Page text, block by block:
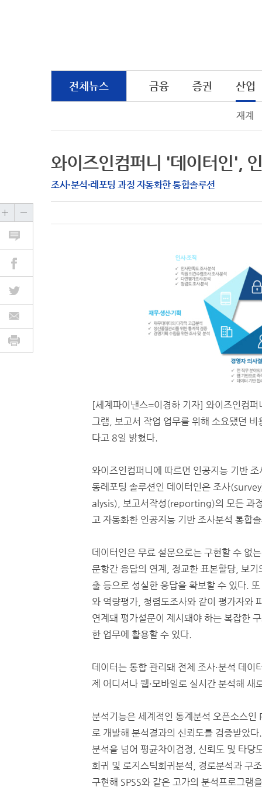
전체뉴스 금융 증권 산업
재계
와이즈인컴퍼니 '데이터인',
조사·분석·레포팅 과정 자동화한 통합솔루션
[세계파이낸스=이경하 기자] 와이즈인컴
그램, 보고서 작업 업무를 위해 소요됐던
다고 8일 밝혔다.
와이즈인컴퍼니에 따르면 인공지능 기반 조
동레포팅 솔루션인 데이터인은 조사
alysis), 보고서작성(reporting)의 모든 과
고 자동화한 인공지능 기반 조사분석 통합
데이터인은 무료 설문으로는 구현할 수 없
문항간 응답의 연계, 정교한 표본할당, 보기
출 등으로 성실한 응답을 확보할 수 있다.
와 역량평가, 청렴도조사와 같이 평가자와
연계돼 평가설문이 제시돼야 하는 복잡한
한 업무에 활용할 수 있다.
데이터는 통합 관리돼 전체 조사·분석 데
제 어디서나 웹·모바일로 실시간 분석해 새
분석기능은 세계적인 통계분석 오픈소스인
로 개발해 분석결과의 신뢰도를 검증받았
분석을 넘어 평균차이검정, 신뢰도 및 타당
회귀 및 로지스틱회귀분석, 경로분석과 구
구현해 SPSS와 같은 고가의 분석프로그램